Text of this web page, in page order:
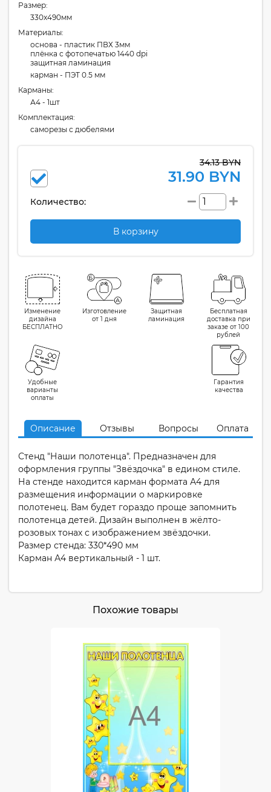
Размер:
330x490мм
Материалы:
основа - пластик ПВХ 3мм
плёнка с фотопечатью 1440 dpi
защитная ламинация
карман - ПЭТ 0.5 мм
Карманы:
А4 - 1шт
Комплектация:
cаморезы с дюбелями
34.13 BYN
31.90 BYN
Количество:
В корзину
Изменение
дизайна
БЕСПЛАТНО
Изготовление
от 1 дня
Защитная
ламинация
Бесплатная
доставка при
заказе от 100
рублей
Удобные
варианты
оплаты
Гарантия
качества
Описание Отзывы Вопросы Оплата
Стенд "Наши полотенца". Предназначен для
оформления группы "Звёздочка" в едином стиле.
На стенде находится карман формата А4 для
размещения информации о маркировке
полотенец. Вам будет гораздо проще запомнить
полотенца детей. Дизайн выполнен в жёлто-
розовых тонах с изображением звёздочки.
Размер стенда: 330*490 мм
Карман А4 вертикальный - 1 шт.
Похожие товары